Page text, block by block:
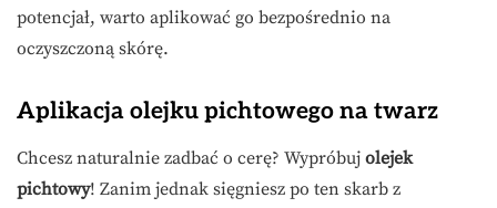
potencjał, warto aplikować go bezpośrednio na
oczyszczoną skórę.
Aplikacja olejku pichtowego na twarz
Chcesz naturalnie zadbać o cerę? Wypróbuj olejek
pichtowy! Zanim jednak sięgniesz po ten skarb z